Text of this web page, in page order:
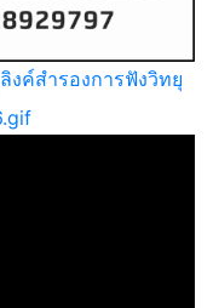
ลิงค์สำรองการฟังวิทยุ